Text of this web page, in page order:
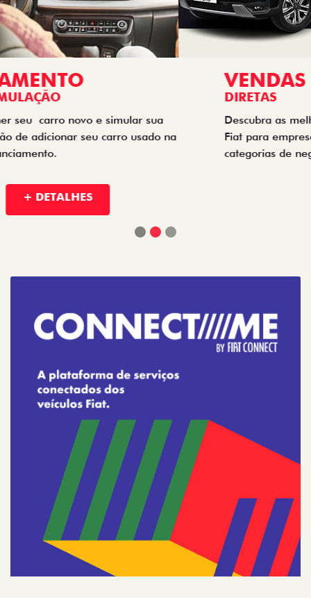
VENDAS
DIRETAS
Descubra as melhores soluções e descontos em um novo
Fiat para empresas, produtores rurais, taxistas e outras
categorias de negócios.